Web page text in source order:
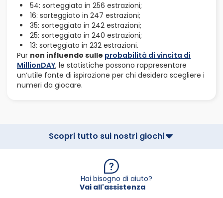
54: sorteggiato in 256 estrazioni;
16: sorteggiato in 247 estrazioni;
35: sorteggiato in 242 estrazioni;
25: sorteggiato in 240 estrazioni;
13: sorteggiato in 232 estrazioni.
Pur non influendo sulle probabilità di vincita di
MillionDAY, le statistiche possono rappresentare
un’utile fonte di ispirazione per chi desidera scegliere i
numeri da giocare.
Scopri tutto sui nostri giochi
Hai bisogno di aiuto?
Vai all'assistenza